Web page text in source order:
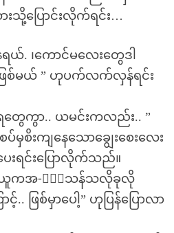
ပြောင်းလိုက်ရင်း…
ယ်. ၊ကောင်မလေးတွေဒါ
စ်မယ် ” ဟုပက်လက်လှန်ရင်း
ေကွာ.. ယမင်းကလည်း.. ”
မှစိးကျနေသောချွေးစေးလေး
းရင်းပြောလိုက်သည်။
ယူကအ-ိုးသန်သလိုခုလို
ဖြစ်မှာပေါ့” ဟုပြန်ပြောလာ